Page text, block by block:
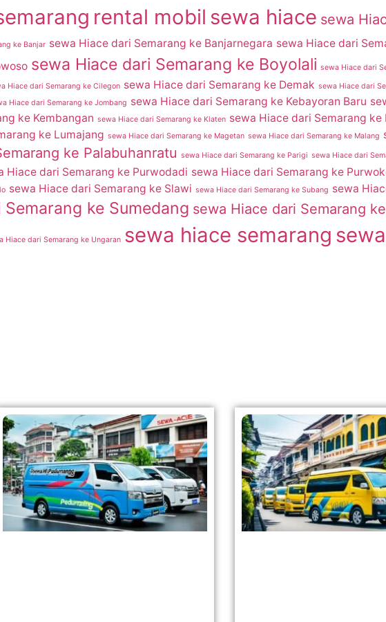
rental mobil sewa hiace sewa
ke Banjar sewa Hiace dari Semarang ke Banjarnegara sewa Hiace dari
sewa Hiace dari Semarang ke Boyolali sewa Hiace dari
Hiace dari Semarang ke Cilegon sewa Hiace dari Semarang ke Demak sewa Hiace dari
Hiace dari Semarang ke Jombang sewa Hiace dari Semarang ke Kebayoran Baru
ke Kembangan sewa Hiace dari Semarang ke Klaten sewa Hiace dari Semarang ke
ke Lumajang sewa Hiace dari Semarang ke Magetan sewa Hiace dari Semarang ke Malang
ke Palabuhanratu sewa Hiace dari Semarang ke Parigi sewa Hiace dari
Hiace dari Semarang ke Purwodadi sewa Hiace dari Semarang ke
sewa Hiace dari Semarang ke Slawi sewa Hiace dari Semarang ke Subang sewa
ke Sumedang sewa Hiace dari Semarang ke
Hiace dari Semarang ke Ungaran sewa hiace semarang sewa